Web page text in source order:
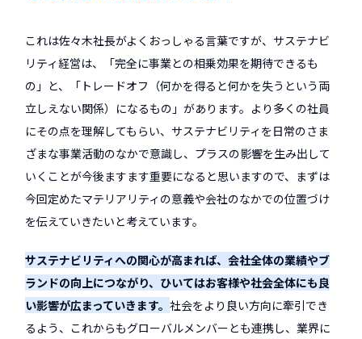
これは佐々木社長がよくおっしゃる言葉ですが、サステナビ
リティ経営は、「完全に事業との相乗効果を期待できるも
の」と、「トレードオフ（何かを得ると何かを失うという両
立しえない関係）になるもの」があります。より多くの社員
にその点を理解してもらい、サステナビリティを日常のさま
ざまな事業活動のなかで意識し、プラスの影響を生み出して
いくことが今後ますます重要になると思いますので、まずは
今回定めたマテリアリティの意義や会社のなかでの位置づけ
を伝えていきたいと考えています。
サステナビリティへの関心が高まれば、会社全体の業績やブ
ランドの向上につながり、ひいてはお客様や社会全体にも良
い影響が広まっていきます。社会をより良い方向に牽引でき
るよう、これからもグローバルメンバーとも連携し、業界に